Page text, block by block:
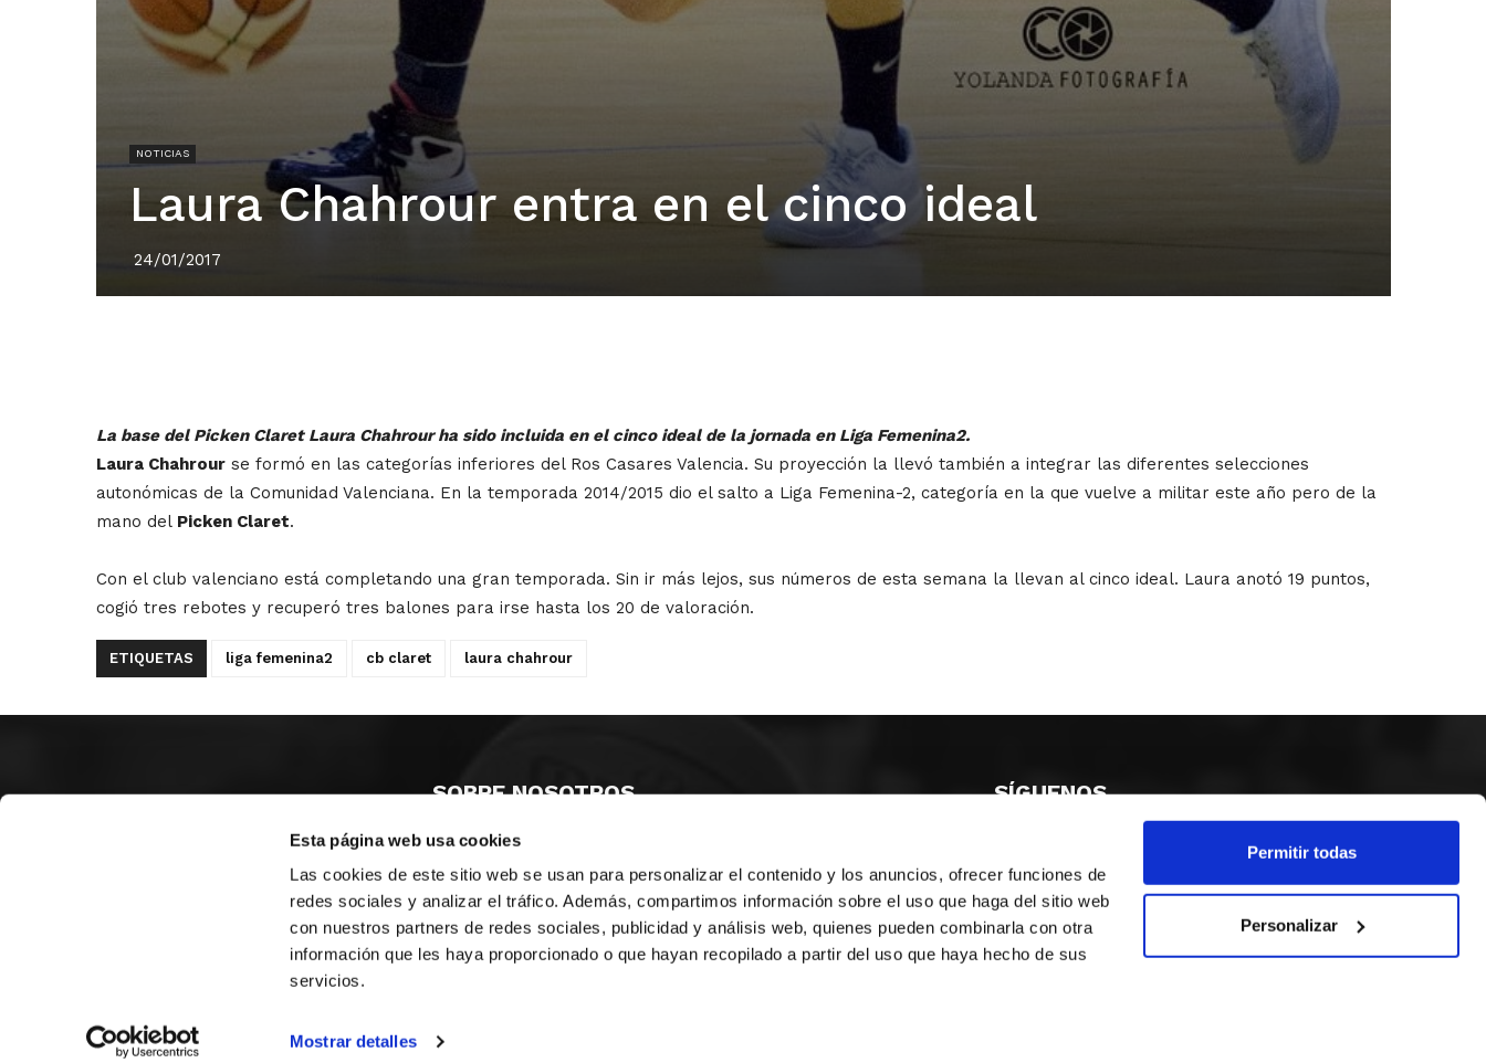
Esta página web usa cookies
Las cookies de este sitio web se usan para personalizar el contenido y los anuncios, ofrecer funciones de
redes sociales y analizar el tráfico. Además, compartimos información sobre el uso que haga del sitio web
con nuestros partners de redes sociales, publicidad y análisis web, quienes pueden combinarla con otra
información que les haya proporcionado o que hayan recopilado a partir del uso que haya hecho de sus
servicios.
Mostrar detalles
Permitir todas
Personalizar
NOTICIAS
Laura Chahrour entra en el cinco ideal
24/01/2017
La base del Picken Claret Laura Chahrour ha sido incluida en el cinco ideal de la jornada en Liga Femenina2.
Laura Chahrourse formó en las categorías inferiores del Ros Casares Valencia. Su proyección la llevó también a integrar las diferentes selecciones
autonómicas de la Comunidad Valenciana. En la temporada 2014/2015 dio el salto a Liga Femenina-2, categoría en la que vuelve a militar este año pero de la
mano del Picken Claret.
Con el club valenciano está completando una gran temporada. Sin ir más lejos, sus números de esta semana la llevan al cinco ideal. Laura anotó 19 puntos,
cogió tres rebotes y recuperó tres balones para irse hasta los 20 de valoración.
ETIQUETAS liga femenina2 cb claret laura chahrour
SOBRE NOSOTROS
CASTELLON
VALENCIA
MONESTIR DE POBLET 14 1ª 3º
ALICANTE
CIUDAD DE MATANZAS 12
fbcv@fbcv.es
SÍGUENOS
© FEDERACIÓN BALONCESTO COMUNIDAD VALENCIANA